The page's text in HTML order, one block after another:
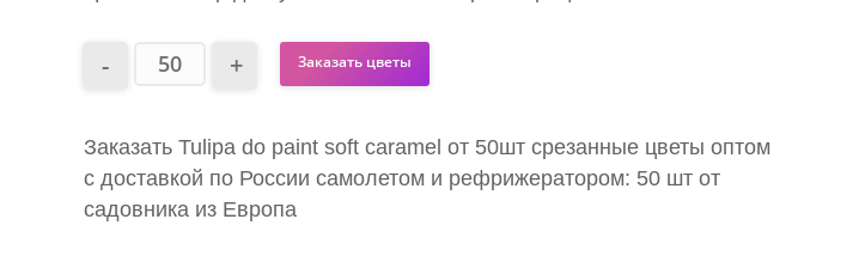
Заказать цветы
Заказать Tulipa do paint soft caramel от 50шт срезанные цветы оптом
с доставкой по России самолетом и рефрижератором: 50 шт от
садовника из Европа